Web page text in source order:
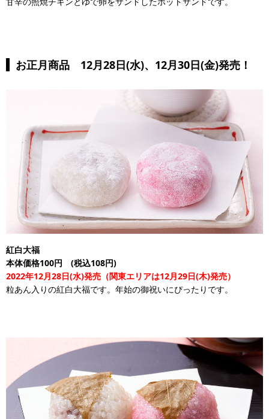
お正月商品 12月28日(水)、12月30日(金)発売！
紅白大福
本体価格100円 (税込108円)
2022年12月28日(水)発売（関東エリアは12月29日(木)発売）
粒あん入りの紅白大福です。年始の御祝いにぴったりです。